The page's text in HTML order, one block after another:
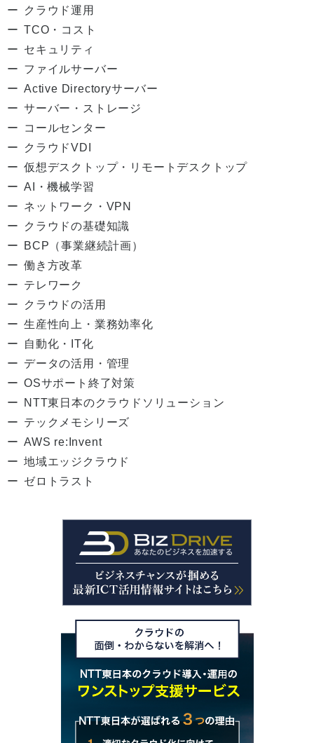
クラウド運用
TCO・コスト
セキュリティ
ファイルサーバー
Active Directoryサーバー
サーバー・ストレージ
コールセンター
クラウドVDI
仮想デスクトップ・リモートデスクトップ
AI・機械学習
ネットワーク・VPN
クラウドの基礎知識
BCP（事業継続計画）
働き方改革
テレワーク
クラウドの活用
生産性向上・業務効率化
自動化・IT化
データの活用・管理
OSサポート終了対策
NTT東日本のクラウドソリューション
テックメモシリーズ
AWS re:Invent
地域エッジクラウド
ゼロトラスト